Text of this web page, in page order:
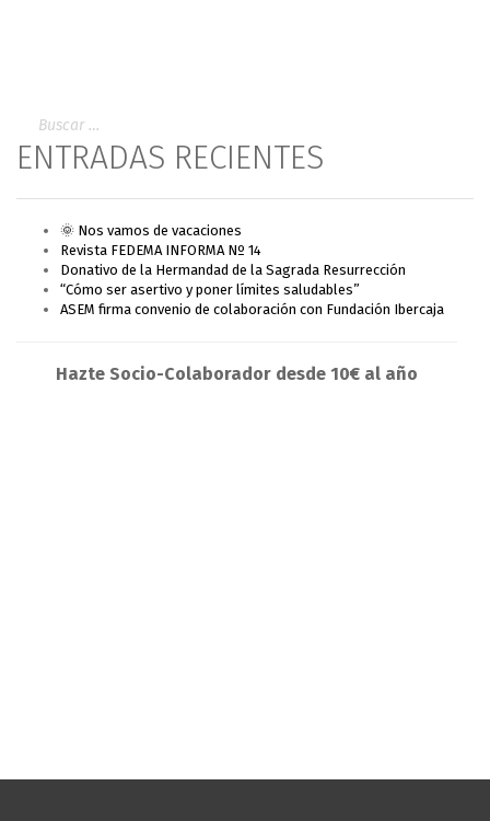
ENTRADAS RECIENTES
🌞 Nos vamos de vacaciones
Revista FEDEMA INFORMA Nº 14
Donativo de la Hermandad de la Sagrada Resurrección
“Cómo ser asertivo y poner límites saludables”
ASEM firma convenio de colaboración con Fundación Ibercaja
Hazte Socio-Colaborador desde 10€ al año